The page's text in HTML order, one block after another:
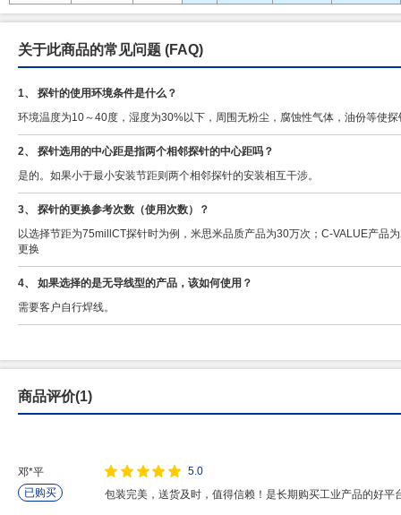
关于此商品的常见问题 (FAQ)
1、 探针的使用环境条件是什么？
环境温度为10～40度，湿度为30%以下，周围无粉尘，腐蚀性气体，油份等使
2、 探针选用的中心距是指两个相邻探针的中心距吗？
是的。如果小于最小安装节距则两个相邻探针的安装相互干涉。
3、 探针的更换参考次数（使用次数）？
以选择节距为75millCT探针时为例，米思米品质产品为30万次；C-VALUE产品
更换
4、 如果选择的是无导线型的产品，该如何使用？
需要客户自行焊线。
商品评价(1)
邓*平
已购买
5.0
包装完美，送货及时，值得信赖！是长期购买工业产品的好平